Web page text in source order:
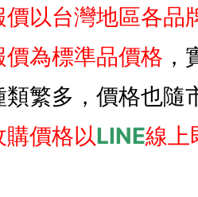
價以台灣地區各品
價為標準品價格
類繁多，價格也隨
購價格以LINE線上